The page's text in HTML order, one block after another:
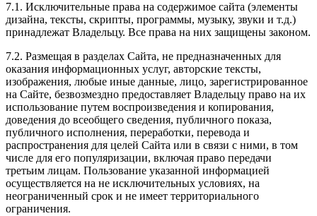
7.1. Исключительные права на содержимое сайта (элементы
дизайна, тексты, скрипты, программы, музыку, звуки и т.д.)
принадлежат Владельцу. Все права на них защищены законом.
7.2. Размещая в разделах Сайта, не предназначенных для
оказания информационных услуг, авторские тексты,
изображения, любые иные данные, лицо, зарегистрированное
на Сайте, безвозмездно предоставляет Владельцу право на их
использование путем воспроизведения и копирования,
доведения до всеобщего сведения, публичного показа,
публичного исполнения, переработки, перевода и
распространения для целей Сайта или в связи с ними, в том
числе для его популяризации, включая право передачи
третьим лицам. Пользование указанной информацией
осуществляется на не исключительных условиях, на
неограниченный срок и не имеет территориального
ограничения.